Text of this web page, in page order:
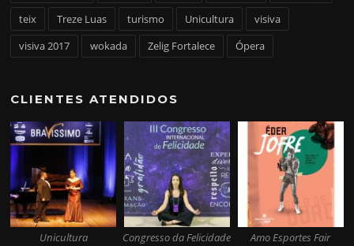
teix
Treze Luas turismo Unicultura
visiva
visiva 2017
wokada Zelig Fortalece Ópera
CLIENTES ATENDIDOS
Unicultura Congresso da Felicidade Amo Esportes Fair